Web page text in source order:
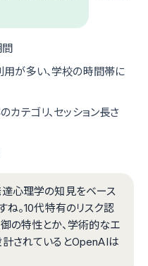
間
が多い、学校の時間帯に
テゴリ、セッション長さ
心理学の知見をベース
ね。10代特有のリスク認
の特性とか、学術的なエ
されているとOpenAIは